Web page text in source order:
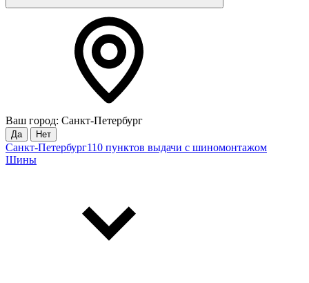
Ваш город: Санкт-Петербург
Да Нет
Санкт-Петербург110 пунктов выдачи с шиномонтажом
Шины